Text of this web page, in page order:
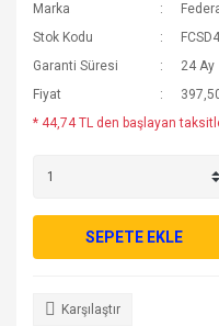
Marka
Stok Kodu
Garanti Süresi
24 Ay
Fiyat
* 44,74 TL den başlayan
SEPETE EKLE
Karşılaştır